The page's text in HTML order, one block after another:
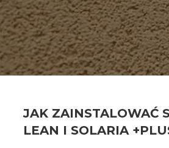
JAK ZAINSTALOWAĆ
LEAN I SOLARIA